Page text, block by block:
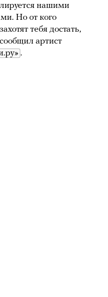
нашими
Но от кого
тебя достать,
артист
.